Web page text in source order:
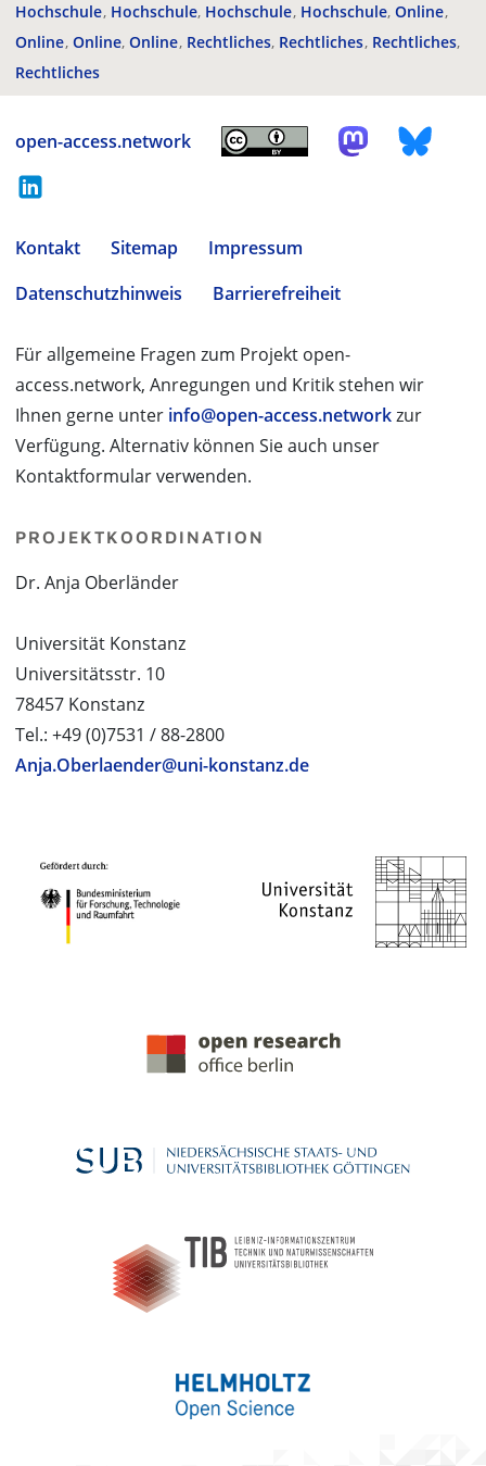
Hochschule Hochschule Hochschule Hochschule Online
Online Online Online Rechtliches Rechtliches Rechtliches
Rechtliches
open-access.network
Kontakt Sitemap
Impressum
Datenschutzhinweis
Barrierefreiheit
Für allgemeine Fragen zum Projekt open-
access.network, Anregungen und Kritik stehen wir
Ihnen gerne unter info@open-access.networkzur
Verfügung. Alternativ können Sie auch unser
Kontaktformular verwenden.
PROJEKTKOORDINATION
Dr. Anja Oberländer
Universität Konstanz
Universitätsstr. 10
78457 Konstanz
Tel.: +49 (0)7531 / 88-2800
Anja.Oberlaender@uni-konstanz.de